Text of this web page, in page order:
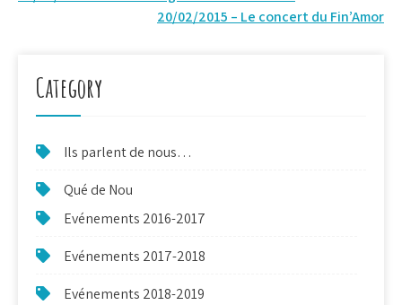
l’article
20/02/2015 – Le concert du Fin’Amor
Category
Ils parlent de nous…
Qué de Nou
Evénements 2016-2017
Evénements 2017-2018
Evénements 2018-2019